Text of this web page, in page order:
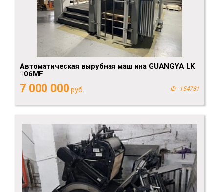
Автоматическая вырубная маш ина GUANGYA LK
106MF
7 000 000 руб. ID - 154731